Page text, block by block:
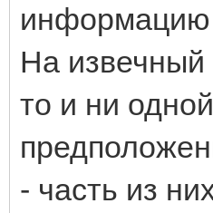
информацию
На извечный
то и ни
- часть из